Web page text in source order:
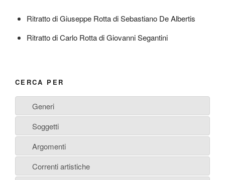
Ritratto di Giuseppe Rotta di Sebastiano De Albertis
Ritratto di Carlo Rotta di Giovanni Segantini
CERCA PER
Generi
Soggetti
Argomenti
Correnti artistiche